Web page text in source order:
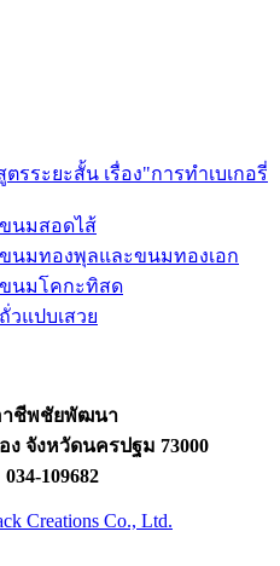
รระยะสั้น เรื่อง"การทำเบเกอรี่
นมสอดไส้
นมทองพุลและขนมทองเอก
นมโคกะทิสด
แปบเสวย
าชีพชัยพัฒนา
ง จังหวัดนครปฐม 73000
109682
Creations Co., Ltd.